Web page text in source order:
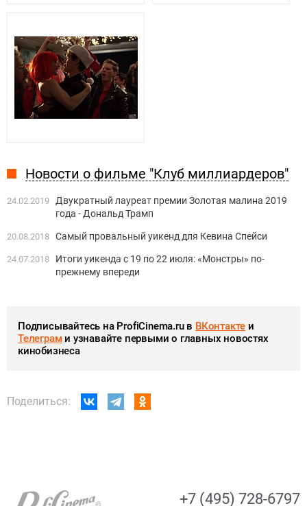
Новости о фильме "Клуб миллиардеров"
24.02.2019
Двукратный лауреат премии Золотая малина 2019
года - Дональд Трамп
20.08.2018 Самый провальный уикенд для Кевина Спейси
24.07.2018
Итоги уикенда с 19 по 22 июля: «Монстры» по-
прежнему впереди
Подписывайтесь на ProfiCinema.ru в ВКонтакте и
Телеграми узнавайте первыми о главных новостях
кинобизнеса
Поделиться:
+7 (495) 728-6797